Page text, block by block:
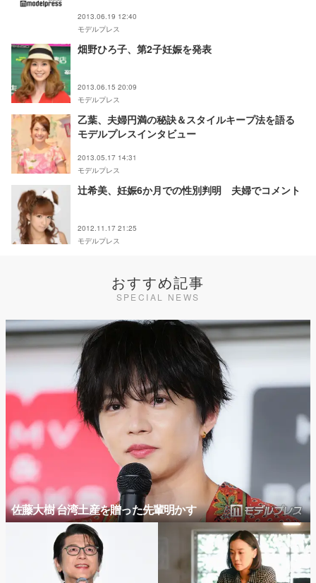
2013.06.19 12:40
モデルプレス
畑野ひろ子、第2子妊娠を発表
2013.06.15 20:09
モデルプレス
乙葉、夫婦円満の秘訣＆スタイルキープ法を語る
モデルプレスインタビュー
2013.05.17 14:31
モデルプレス
辻希美、妊娠6か月での性別判明 夫婦でコメント
2012.11.17 21:25
モデルプレス
おすすめ記事
SPECIAL NEWS
佐藤大樹 台湾土産を贈った先輩明かす